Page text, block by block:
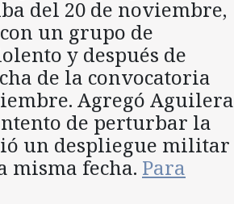
del 20 de noviembre,
un grupo de
y después de
de la convocatoria
Agregó Aguilera
de perturbar la
un despliegue militar
misma fecha. Para